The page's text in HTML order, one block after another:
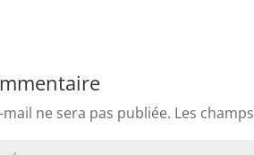
ne sera pas publiée. Les